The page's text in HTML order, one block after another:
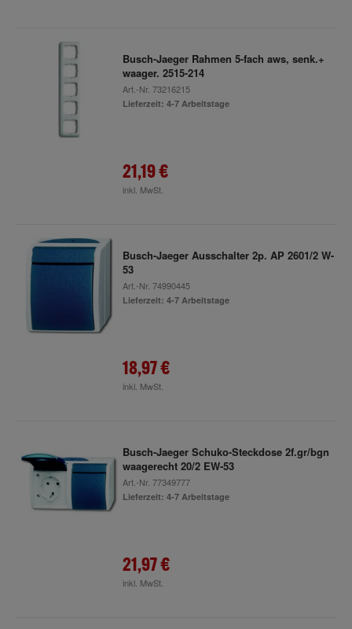
Busch-Jaeger Rahmen 5-fach aws, senk.+
waager. 2515-214
Art.-Nr. 73216215
Lieferzeit: 4-7 Arbeitstage
21,19 €
inkl. MwSt.
Busch-Jaeger Ausschalter 2p. AP 2601/2 W-
53
Art.-Nr. 74990445
Lieferzeit: 4-7 Arbeitstage
18,97 €
inkl. MwSt.
Busch-Jaeger Schuko-Steckdose 2f.gr/bgn
waagerecht 20/2 EW-53
Art.-Nr. 77349777
Lieferzeit: 4-7 Arbeitstage
21,97 €
inkl. MwSt.